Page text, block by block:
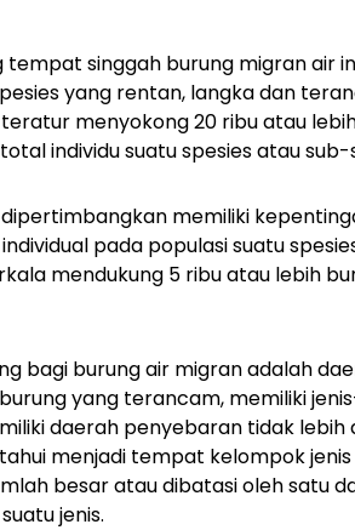
tempat singgah burung migran air
yang rentan, langka dan
menyokong 20 ribu atau
individu suatu spesies atau
memiliki
pada populasi suatu
mendukung 5 ribu atau lebih
bagi burung air migran adalah
yang terancam, memiliki
daerah penyebaran tidak lebih
menjadi tempat kelompok
besar atau dibatasi oleh satu
jenis.